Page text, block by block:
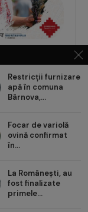
Restricții furnizare
apă în comuna
Bârnova,...
Focar de variolă
ovină confirmat
în...
La Românești, au
fost finalizate
primele...